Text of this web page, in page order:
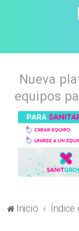
Nueva
equipos
Inicio Índice